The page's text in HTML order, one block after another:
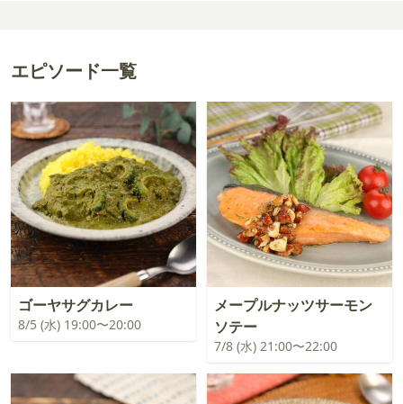
エピソード一覧
ゴーヤサグカレー
8/5 (水) 19:00〜20:00
メープルナッツサーモン
ソテー
7/8 (水) 21:00〜22:00